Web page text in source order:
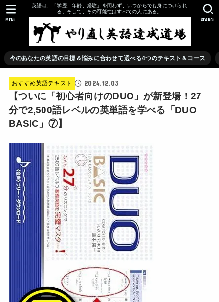
英語は、「学歴、年齢、経験」を問わず、いつからでも身につけられ
る。そして、その可能性はすべての人にある。
今のあなたの英語の目標＆悩みに合わせて選べる4つのテキスト＆コース
SEARCH
MENU
おすすめ英語テキスト 2024.12.03
【ついに「初心者向けのDUO」が新登場！27
分で2,500語レベルの英単語を学べる「DUO
BASIC」⑦】